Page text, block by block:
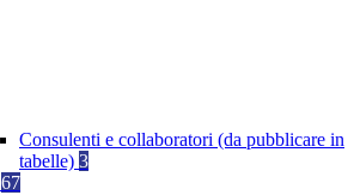
Consulenti e collaboratori (da pubblicare in
tabelle) 3
67